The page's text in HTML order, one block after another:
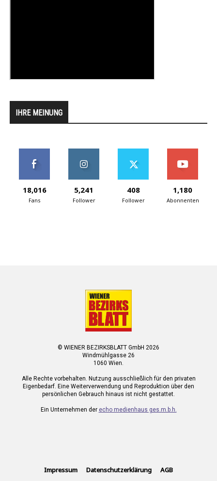
IHRE MEINUNG
18,016
Fans
5,241
Follower
408
Follower
1,180
Abonnenten
© WIENER BEZIRKSBLATT GmbH 2026
Windmühlgasse 26
1060 Wien.
Alle Rechte vorbehalten. Nutzung ausschließlich für den privaten
Eigenbedarf. Eine Weiterverwendung und Reproduktion über den
persönlichen Gebrauch hinaus ist nicht gestattet.
Ein Unternehmen der echo medienhaus ges.m.b.h.
Impressum Datenschutzerklärung AGB